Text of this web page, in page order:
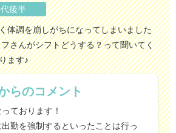
後半
体調を崩しがちになってしまいました
さんがシフトどうする？って聞いてく
ます♪
らのコメント
ております！
勤を強制するといったことは行っ